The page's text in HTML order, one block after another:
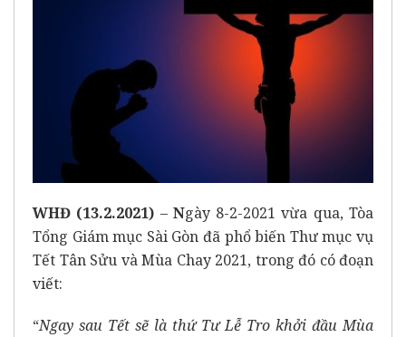
WHĐ (13.2.2021) – Ngày 8-2-2021 vừa qua, Tòa
Tổng Giám mục Sài Gòn đã phổ biến Thư mục vụ
Tết Tân Sửu và Mùa Chay 2021, trong đó có đoạn
viết:
“Ngay sau Tết sẽ là thứ Tư Lễ Tro khởi đầu Mùa